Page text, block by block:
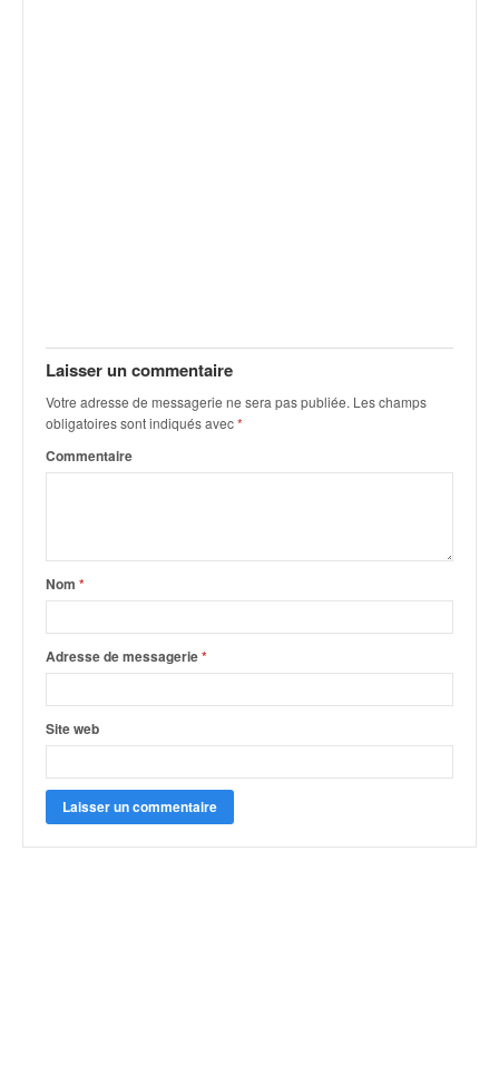
Laisser un commentaire
Votre adresse de messagerie ne sera pas publiée. Les champs
obligatoires sont indiqués avec*
Commentaire
Nom *
Adresse de messagerie*
Site web